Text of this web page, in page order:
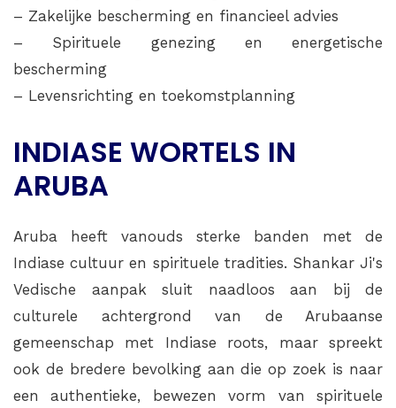
– Zakelijke bescherming en financieel advies
– Spirituele genezing en energetische
bescherming
– Levensrichting en toekomstplanning
INDIASE WORTELS IN
ARUBA
Aruba heeft vanouds sterke banden met de
Indiase cultuur en spirituele tradities. Shankar Ji's
Vedische aanpak sluit naadloos aan bij de
culturele achtergrond van de Arubaanse
gemeenschap met Indiase roots, maar spreekt
ook de bredere bevolking aan die op zoek is naar
een authentieke, bewezen vorm van spirituele